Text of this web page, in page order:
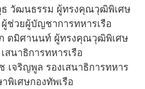
ธ วัฒนธรรม ผู้ทรงคุณวุฒิพิเศษ
ช่วยผู้บัญชาการทหารเรือ
ตมิศานนท์ ผู้ทรงคุณวุฒิพิเศษ
สนาธิการทหารเรือ
เจริญพูล รองเสนาธิการทหาร
พิเศษกองทัพเรือ